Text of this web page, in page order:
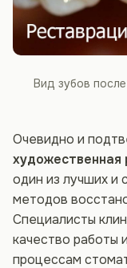
Вид зубов
Очевидно и
художественная
один из лучших и
методов
Специалисты
качество работы
процессам